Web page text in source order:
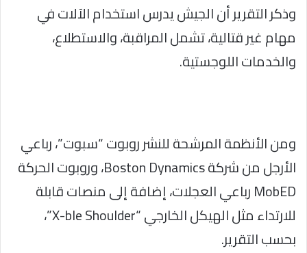
وذكر التقرير أن الجيش يدرس استخدام الآلات في
مهام غير قتالية، تشمل المراقبة، والاستطلاع،
والخدمات اللوجستية.
ومن الأنظمة المرشحة للنشر روبوت “سبوت”، رباعي
الأرجل من شركة Boston Dynamics، وروبوت الحركة
MobED رباعي العجلات، إضافة إلى منصات قابلة
للارتداء مثل الهيكل الخارجي “X-ble Shoulder”،
بحسب التقرير.